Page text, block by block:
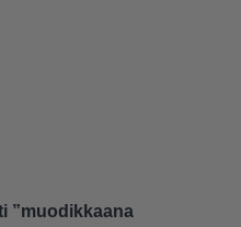
”muodikkaana